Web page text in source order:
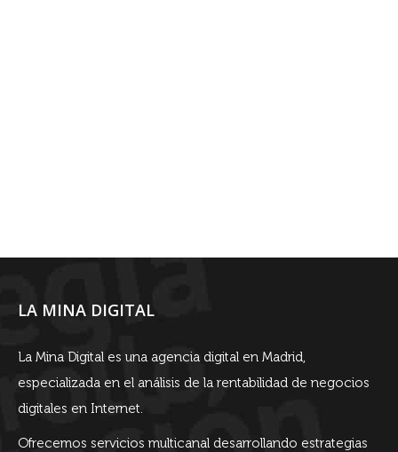
LA MINA DIGITAL
La Mina Digital es una agencia digital en Madrid,
especializada en el análisis de la rentabilidad de negocios
digitales en Internet.
Ofrecemos servicios multicanal desarrollando estrategias